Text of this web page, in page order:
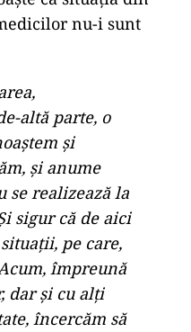
nu-i sunt
altă parte, o
și
și anume
se realizează la
sigur că de aici
pe care,
împreună
dar și cu alți
încercăm să